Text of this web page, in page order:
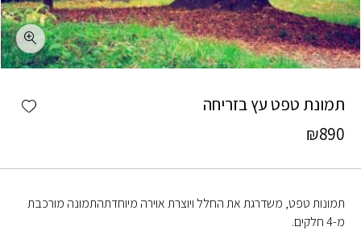
תמונת טפט עץ בזריחה
₪890
תמונות טפט, משדרגת את החלל ויוצרת אוירה מיוחדתהתמונה מורכבת
מ-4 חלקים.